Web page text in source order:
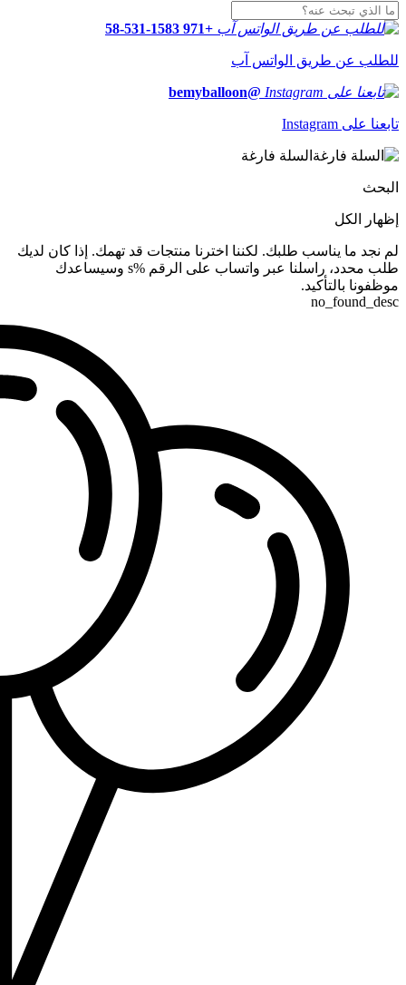
+971 58-531-1583
للطلب عن طريق الواتس آب
@bemyballoon
تابعنا على Instagram
السلة فارغة
البحث
إظهار الكل
لم نجد ما يناسب طلبك. لكننا اخترنا منتجات قد تهمك. إذا كان لديك
طلب محدد، راسلنا عبر واتساب على الرقم %s وسيساعدك
موظفونا بالتأكيد.
no_found_desc